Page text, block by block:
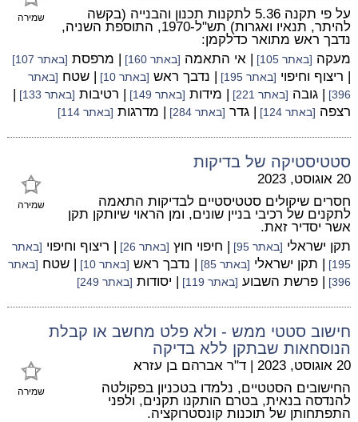
שמירה
על פי תקנה 5.36 לתקנות תכנון והבנייה (בקשה
להיתר, תנאיו ואגרות) תש"ל-1970, התוספת השניה,
נדבך ראש מתואר כדלקמן:
מעקה [באתר 105] | אי התאמה [באתר 160] | מרפסת [באתר 107]
| ריצוף וחיפוי [באתר 195] | נדבך ראש [באתר 10] | שטח [באתר
396]
| גובה [באתר 221] | מידות [באתר 149] | רטיבות [באתר 133]
|
רצפה [באתר 124] | גדר [באתר 284] | מדרגות [באתר 114]
סטטיסטיקה של בדיקות
שמירה
20 אוגוסט, 2023
חסרים שיקולים סטטיסטיים לבדיקות התאמה
לתקנים של רכיבי בניין שונים, ומן הראוי שיותקן תקן
אשר יסדיר זאת.
תקן ישראלי [באתר 95] | חיפוי חוץ [באתר 26] | ריצוף וחיפוי [באתר
195]
| תקן ישראלי [באתר 85] | נדבך ראש [באתר 10] | שטח [באתר
396]
| פרשת השבוע [באתר 119] | יסודות [באתר 249]
חישוב סטטי ממש - ולא פלט מחשב או קבלת
הנוסחאות שבתקן ללא בדיקה
שמירה
20 אוגוסט, 2023 | ד"ר אברהם בן עזרא
החישובים הסטטיים, נלמדו בטכניון בפקולטה
להנדסה בנאית, בטרם הותקנו תקנים, ולפני
התפתחותן של תוכנות קונסטרוקציה.